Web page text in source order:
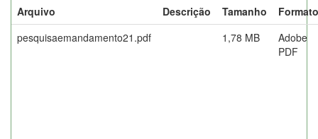
Arquivo
Descrição Tamanho
Formato
pesquisaemandamento21.pdf
1,78 MB
Adobe
PDF